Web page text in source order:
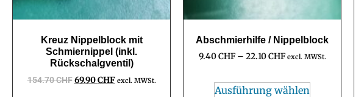
Kreuz Nippelblock mit
Schmiernippel (inkl.
Rückschalgventil)
154.70CHF 69.90CHF excl. MWSt.
Abschmierhilfe / Nippelblock
9.40CHF – 22.10CHF excl. MWSt.
Ausführung wählen